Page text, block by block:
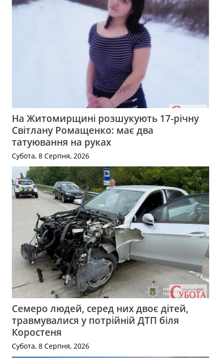
На Житомирщині розшукують 17-річну
Світлану Ромащенко: має два
татуювання на руках
Субота, 8 Серпня, 2026
Семеро людей, серед них двоє дітей,
травмувалися у потрійній ДТП біля
Коростеня
Субота, 8 Серпня, 2026